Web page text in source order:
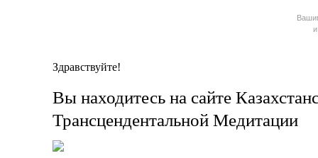
Здравствуйте!
Вы находитесь на сайте
Трансцендентальной Медитации